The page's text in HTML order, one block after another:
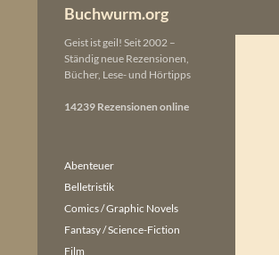
Buchwurm.org
Geist ist geil! Seit 2002 –
Ständig neue Rezensionen,
Bücher, Lese- und Hörtipps
14239 Rezensionen online
Abenteuer
Belletristik
Comics / Graphic Novels
Fantasy / Science-Fiction
Film